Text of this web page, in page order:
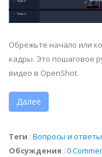
Обрежьте начало или
кадры. Это пошаговое
видео в OpenShot.
Далее
Теги : Вопросы и ответы
Обсуждения : 0